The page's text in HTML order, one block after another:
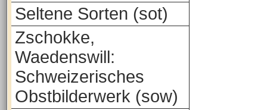
Seltene Sorten (sot)
Zschokke,
Waedenswill:
Schweizerisches
Obstbilderwerk (sow)